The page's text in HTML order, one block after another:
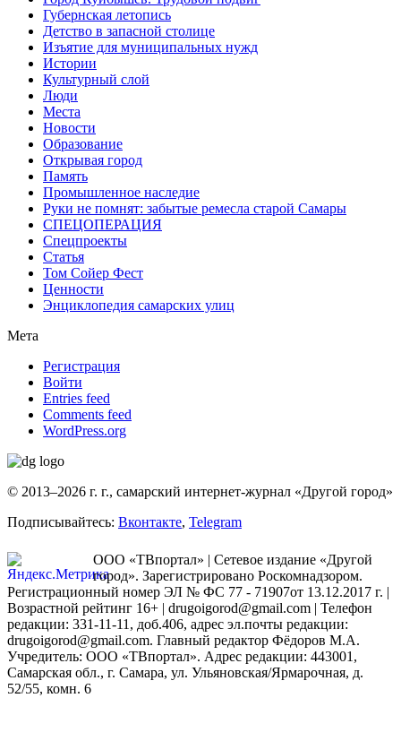
Губернская летопись
Детство в запасной столице
Изъятие для муниципальных нужд
Истории
Культурный слой
Люди
Места
Новости
Образование
Открывая город
Память
Промышленное наследие
Руки не помнят: забытые ремесла старой Самары
СПЕЦОПЕРАЦИЯ
Спецпроекты
Статья
Том Сойер Фест
Ценности
Энциклопедия самарских улиц
Мета
Регистрация
Войти
Entries feed
Comments feed
WordPress.org
© 2013–2026 г. г., самарский интернет-журнал «Другой город»
Подписывайтесь: Вконтакте, Telegram
ООО «ТВпортал» | Сетевое издание «Другой
город». Зарегистрировано Роскомнадзором.
Регистрационный номер ЭЛ № ФС 77 - 71907от 13.12.2017 г. |
Возрастной рейтинг 16+ | drugoigorod@gmail.com | Телефон
редакции: 331-11-11, доб.406, адрес эл.почты редакции:
drugoigorod@gmail.com. Главный редактор Фёдоров М.А.
Учредитель: ООО «ТВпортал». Адрес редакции: 443001,
Самарская обл., г. Самара, ул. Ульяновская/Ярмарочная, д.
52/55, комн. 6